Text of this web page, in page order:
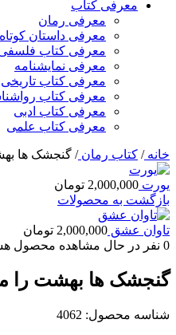
معرفی کتاب
معرفی رمان
معرفی داستان کوتاه
معرفی کتاب
معرفی نمایشنامه
معرفی کتاب تاریخی
معرفی کتاب
معرفی کتاب ادبی
معرفی کتاب علمی
خانه/ کتاب رمان/ گنجشک ها
یورت 2,000,000 تومان
بازگشت به محصولات
تاوان عشق 2,000,000 تومان
0 نفر در حال مشاهده محصول
گنجشک ها بهشت را
شناسه محصول: 4062